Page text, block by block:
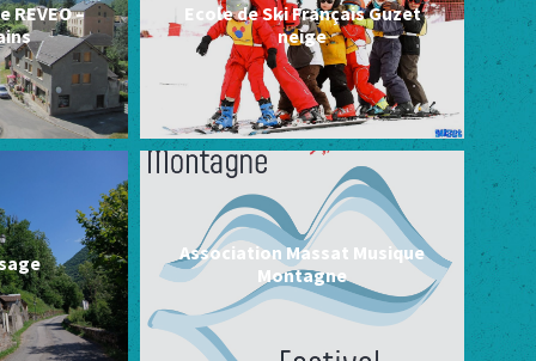
REVEO –
Ecole de Ski Français Guzet
neige
Association Massat Musique
Montagne